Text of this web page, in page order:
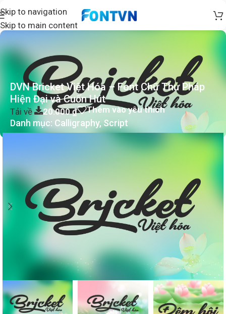
Skip to navigation
Skip to main content
DVN Bricket Việt Hóa – Font Chữ Thư Pháp
Hiện Đại và Cuốn Hút
Tải về 20.000₫ Thêm vào yêu thích
Danh mục: Calligraphy, Script